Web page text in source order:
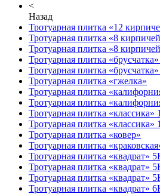
<
Назад
Тротуарная плитка «12
Тротуарная плитка «8
Тротуарная плитка «8
Тротуарная плитка
Тротуарная плитка
Тротуарная плитка «гжелка»
Тротуарная плитка
Тротуарная плитка
Тротуарная плитка «классика»
Тротуарная плитка «классика»
Тротуарная плитка «ковер»
Тротуарная плитка
Тротуарная плитка «квадрат»
Тротуарная плитка «квадрат»
Тротуарная плитка «квадрат»
Тротуарная плитка «квадрат»